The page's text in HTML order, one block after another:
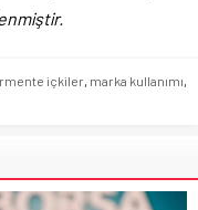
içkiler, marka kullanımı,